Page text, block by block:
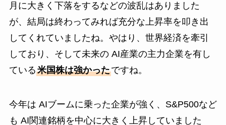
月に大きく下落をするなどの波乱はありました
が、結局は終わってみれば充分な上昇率を叩き出
してくれていましたね。やはり、世界経済を牽引
しており、そして未来の AI産業の主力企業を有し
ている米国株は強かったですね。
今年は AIブームに乗った企業が強く、S&P500など
も AI関連銘柄を中心に大きく上昇していました